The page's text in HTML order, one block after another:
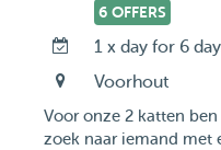
6 OFFERS
1 x day for 6
Voorhout
Voor onze 2 katten
zoek naar iemand met